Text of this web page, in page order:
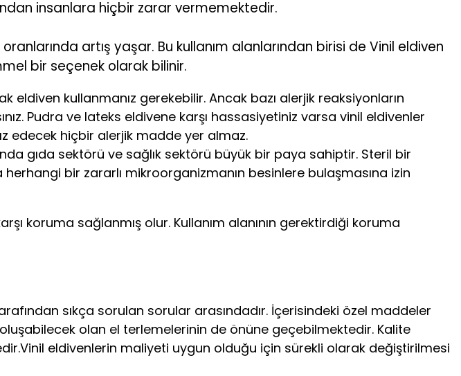
insanlara hiçbir zarar vermemektedir.
artış yaşar. Bu kullanım alanlarından birisi de Vinil eldiven
bir seçenek olarak bilinir.
eldiven kullanmanız gerekebilir. Ancak bazı alerjik reaksiyonların
Pudra ve lateks eldivene karşı hassasiyetiniz varsa vinil eldivenler
edecek hiçbir alerjik madde yer almaz.
gıda sektörü ve sağlık sektörü büyük bir paya sahiptir. Steril bir
bir zararlı mikroorganizmanın besinlere bulaşmasına izin
koruma sağlanmış olur. Kullanım alanının gerektirdiği koruma
sıkça sorulan sorular arasındadır. İçerisindeki özel maddeler
olan el terlemelerinin de önüne geçebilmektedir. Kalite
Vinil eldivenlerin maliyeti uygun olduğu için sürekli olarak değiştirilmesi